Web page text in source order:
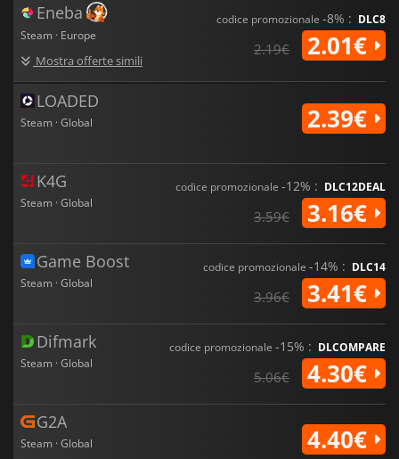
Eneba
Steam · Europe
Mostra offerte simili
codice promozionale -8% : DLC8
2.19€ 2.01€
LOADED
Steam · Global 2.39€
K4G
Steam · Global
codice promozionale -12% : DLC12DEAL
3.59€ 3.16€
Game Boost
Steam · Global
codice promozionale -14% : DLC14
3.96€ 3.41€
Difmark
Steam · Global
codice promozionale -15% : DLCOMPARE
5.06€ 4.30€
G2A
Steam · Global 4.40€